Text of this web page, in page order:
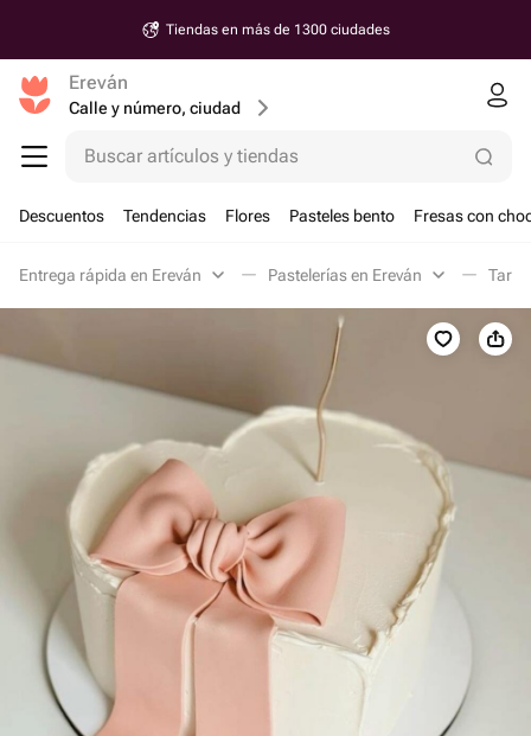
Tiendas en más de 1300 ciudades
Ereván
Calle y número, ciudad
Buscar artículos y tiendas
Descuentos Tendencias Flores Pasteles bento Fresas con
Entrega rápida en Ereván Pastelerías en Ereván